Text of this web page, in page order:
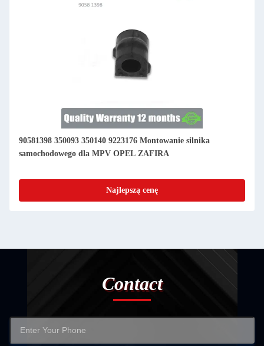
90581398 350093 350140 9223176 Montowanie silnika
samochodowego dla MPV OPEL ZAFIRA
Najlepszą cenę
Contact